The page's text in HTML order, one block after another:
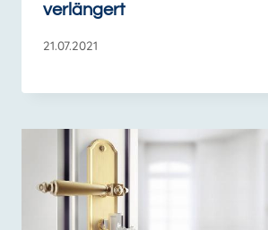
verlängert
21.07.2021